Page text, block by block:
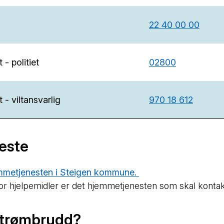
22 40 00 00
- politiet 02800
- viltansvarlig 970 18 612
i Steigen kommune.
hjelpemidler er det hjemmetjenesten som skal